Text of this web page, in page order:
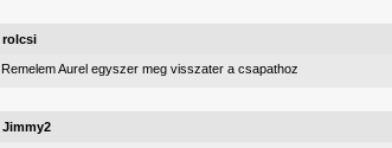
rolcsi
Remelem Aurel egyszer meg visszater a csapathoz
Jimmy2